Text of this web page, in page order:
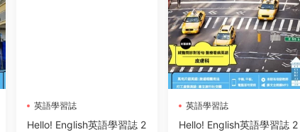
英語學習誌
Hello! English英語學習誌 2
英語學習誌
Hello! English英語學習誌 2